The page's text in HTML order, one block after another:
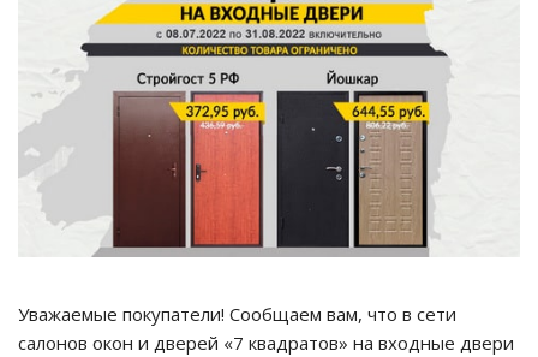
Уважаемые покупатели! Сообщаем вам, что в сети
салонов окон и дверей «7 квадратов» на входные двери